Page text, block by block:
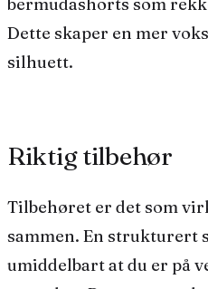
Dette skaper en mer
silhuett.
Riktig tilbehør
Tilbehøret er det som
sammen. En strukturert
umiddelbart at du er på